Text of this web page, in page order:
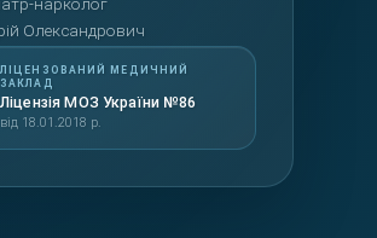
Олександрович
ЛІЦЕНЗОВАНИЙ МЕДИЧНИЙ
ЗАКЛАД
Ліцензія МОЗ України №86
від 18.01.2018 р.